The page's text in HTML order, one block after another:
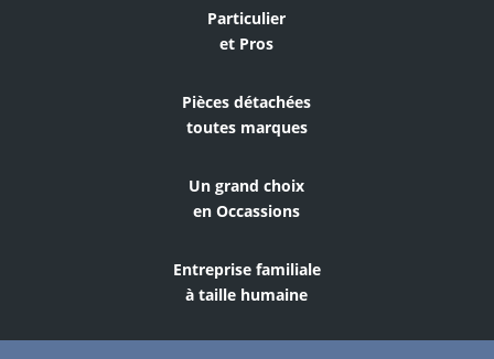
Particulier
et Pros
Pièces détachées
toutes marques
Un grand choix
en Occassions
Entreprise familiale
à taille humaine